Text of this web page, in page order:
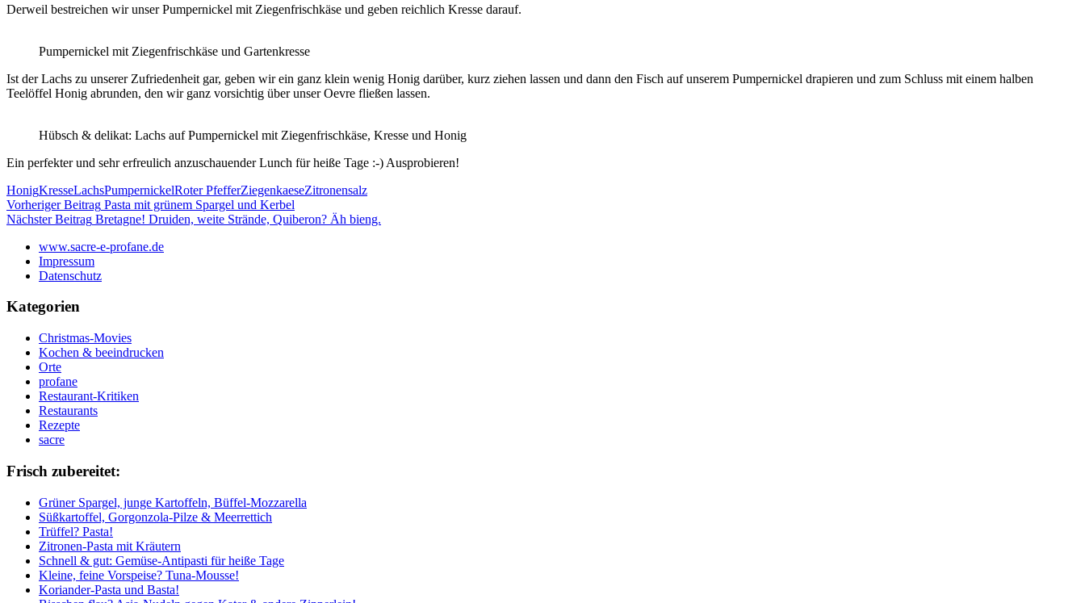
Derweil bestreichen wir unser Pumpernickel mit Ziegenfrischkäse und geben reichlich Kresse darauf.
Pumpernickel mit Ziegenfrischkäse und Gartenkresse
Ist der Lachs zu unserer Zufriedenheit gar, geben wir ein ganz klein wenig Honig darüber, kurz ziehen lassen und dann den Fisch auf unserem Pumpernickel drapieren und zum Schluss mit einem halben
Teelöffel Honig abrunden, den wir ganz vorsichtig über unser Oevre fließen lassen.
Hübsch & delikat: Lachs auf Pumpernickel mit Ziegenfrischkäse, Kresse und Honig
Ein perfekter und sehr erfreulich anzuschauender Lunch für heiße Tage :-) Ausprobieren!
HonigKresseLachsPumpernickelRoter PfefferZiegenkaeseZitronensalz
Beitragsnavigation
Vorheriger Beitrag Pasta mit grünem Spargel und Kerbel
Nächster Beitrag Bretagne! Druiden, weite Strände, Quiberon? Äh bieng.
www.sacre-e-profane.de
Impressum
Datenschutz
Kategorien
Christmas-Movies
Kochen & beeindrucken
Orte
profane
Restaurant-Kritiken
Restaurants
Rezepte
sacre
Frisch zubereitet:
Grüner Spargel, junge Kartoffeln, Büffel-Mozzarella
Süßkartoffel, Gorgonzola-Pilze & Meerrettich
Trüffel? Pasta!
Zitronen-Pasta mit Kräutern
Schnell & gut: Gemüse-Antipasti für heiße Tage
Kleine, feine Vorspeise? Tuna-Mousse!
Koriander-Pasta und Basta!